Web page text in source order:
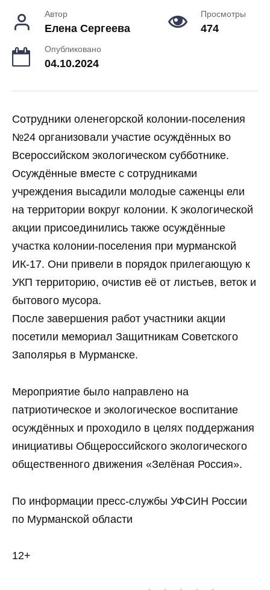
Автор
Елена Сергеева
Просмотры
474
Опубликовано
04.10.2024
Сотрудники оленегорской колонии-поселения
№24 организовали участие осуждённых во
Всероссийском экологическом субботнике.
Осуждённые вместе с сотрудниками
учреждения высадили молодые саженцы ели
на территории вокруг колонии. К экологической
акции присоединились также осуждённые
участка колонии-поселения при мурманской
ИК-17. Они привели в порядок прилегающую к
УКП территорию, очистив её от листьев, веток и
бытового мусора.
После завершения работ участники акции
посетили мемориал Защитникам Советского
Заполярья в Мурманске.
Мероприятие было направлено на
патриотическое и экологическое воспитание
осуждённых и проходило в целях поддержания
инициативы Общероссийского экологического
общественного движения «Зелёная Россия».
По информации пресс-службы УФСИН России
по Мурманской области
12+